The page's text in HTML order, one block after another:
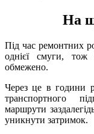
На
Під час ремонтних
однієї смуги, тож
обмежено.
Через це в години
транспортного
маршрути
уникнути затримок.